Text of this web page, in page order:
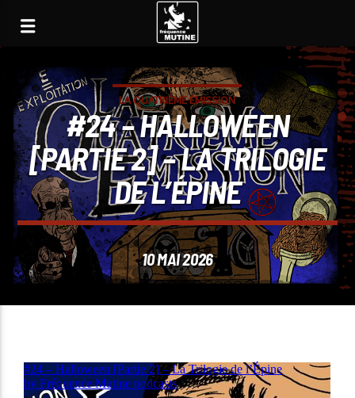
LA QUATRIÈME ÉMISSION
#24 – HALLOWEEN
[PARTIE 2] – LA TRILOGIE
DE L’ÉPINE
10 MAI 2026